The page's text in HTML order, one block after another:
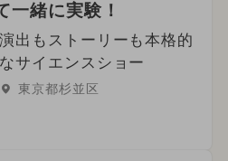
一緒に実験！
演出もストーリーも本格的
なサイエンスショー
東京都杉並区